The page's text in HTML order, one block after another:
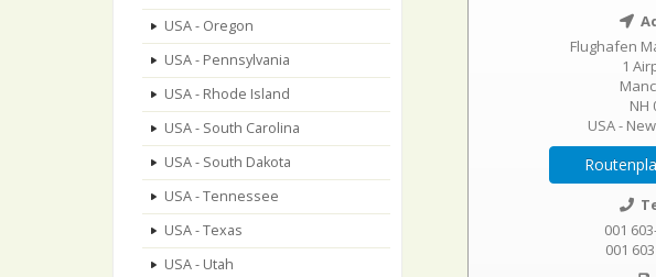
USA - Oregon
USA - Pennsylvania
USA - Rhode Island
USA - South Carolina
USA - South Dakota
USA - Tennessee
USA - Texas
USA - Utah
Flughafen
1
NH
USA -
001
001